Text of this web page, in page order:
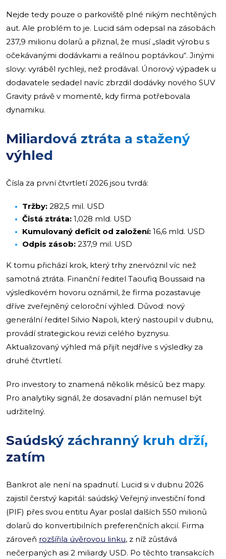
Nejde tedy pouze o parkoviště plné nikým nechtěných
aut. Ale problém to je. Lucid sám odepsal na zásobách
237,9 milionu dolarů a přiznal, že musí „sladit výrobu s
očekávanými dodávkami a reálnou poptávkou“. Jinými
slovy: vyráběl rychleji, než prodával. Únorový výpadek u
dodavatele sedadel navíc zbrzdil dodávky nového SUV
Gravity právě v momentě, kdy firma potřebovala
dynamiku.
Miliardová ztráta a stažený
výhled
Čísla za první čtvrtletí 2026 jsou tvrdá:
Tržby: 282,5 mil. USD
Čistá ztráta: 1,028 mld. USD
Kumulovaný deficit od založení: 16,6 mld. USD
Odpis zásob: 237,9 mil. USD
K tomu přichází krok, který trhy znervóznil víc než
samotná ztráta. Finanční ředitel Taoufiq Boussaid na
výsledkovém hovoru oznámil, že firma pozastavuje
dříve zveřejněný celoroční výhled. Důvod: nový
generální ředitel Silvio Napoli, který nastoupil v dubnu,
provádí strategickou revizi celého byznysu.
Aktualizovaný výhled má přijít nejdříve s výsledky za
druhé čtvrtletí.
Pro investory to znamená několik měsíců bez mapy.
Pro analytiky signál, že dosavadní plán nemusel být
udržitelný.
Saúdský záchranný kruh drží,
zatím
Bankrot ale není na spadnutí. Lucid si v dubnu 2026
zajistil čerstvý kapitál: saúdský Veřejný investiční fond
(PIF) přes svou entitu Ayar poslal dalších 550 milionů
dolarů do konvertibilních preferenčních akcií. Firma
zároveň rozšířila úvěrovou linku, z níž zůstává
nečerpaných asi 2 miliardy USD. Po těchto transakcích